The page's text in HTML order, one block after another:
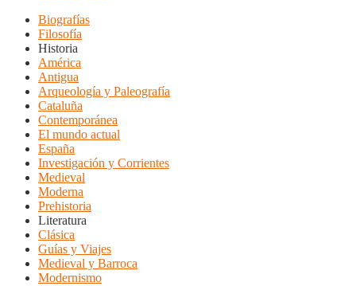
Biografías
Filosofía
Historia
América
Antigua
Arqueología y Paleografía
Cataluña
Contemporánea
El mundo actual
España
Investigación y Corrientes
Medieval
Moderna
Prehistoria
Literatura
Clásica
Guías y Viajes
Medieval y Barroca
Modernismo